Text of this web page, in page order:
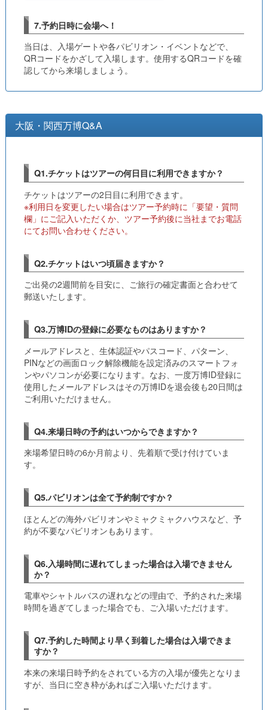
7.予約日時に会場へ！
当日は、入場ゲートや各パビリオン・イベントなどで、
QRコードをかざして入場します。使用するQRコードを確
認してから来場しましょう。
大阪・関西万博Q&A
Q1.チケットはツアーの何日目に利用できますか？
チケットはツアーの2日目に利用できます。
※利用日を変更したい場合はツアー予約時に「要望・質問
欄」にご記入いただくか、ツアー予約後に当社までお電話
にてお問い合わせください。
Q2.チケットはいつ頃届きますか？
ご出発の2週間前を目安に、ご旅行の確定書面と合わせて
郵送いたします。
Q3.万博IDの登録に必要なものはありますか？
メールアドレスと、生体認証やパスコード、パターン、
PINなどの画面ロック解除機能を設定済みのスマートフォ
ンやパソコンが必要になります。なお、一度万博ID登録に
使用したメールアドレスはその万博IDを退会後も20日間は
ご利用いただけません。
Q4.来場日時の予約はいつからできますか？
来場希望日時の6か月前より、先着順で受け付けていま
す。
Q5.パビリオンは全て予約制ですか？
ほとんどの海外パビリオンやミャクミャクハウスなど、予
約が不要なパビリオンもあります。
Q6.入場時間に遅れてしまった場合は入場できません
か？
電車やシャトルバスの遅れなどの理由で、予約された来場
時間を過ぎてしまった場合でも、ご入場いただけます。
Q7.予約した時間より早く到着した場合は入場できま
すか？
本来の来場日時予約をされている方の入場が優先となりま
すが、当日に空き枠があればご入場いただけます。